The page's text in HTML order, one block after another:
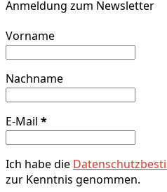
Anmeldung zum Newsletter
Vorname
Nachname
E-Mail *
Ich habe die
zur Kenntnis genommen.